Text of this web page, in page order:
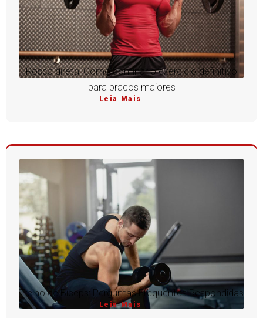
Rosca direta: Como dominar o exercício definitivo
para braços maiores
Leia Mais
Treino de Bíceps: Perguntas Frequentes Respondidas
Leia Mais